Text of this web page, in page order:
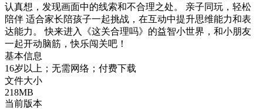
认真想，发现画面中的线索和不合理之处。 亲子同玩，轻松
陪伴 适合家长陪孩子一起挑战，在互动中提升思维能力和表
达能力。 快来进入《这关合理吗》的益智小世界，和小朋友
一起开动脑筋，快乐闯关吧！
基本信息
16岁以上；无需网络；付费下载
文件大小
218MB
当前版本